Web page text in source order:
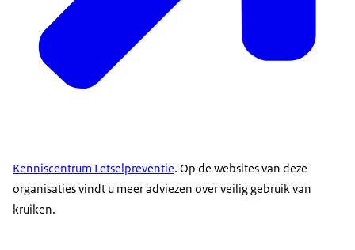
Kenniscentrum Letselpreventie. Op de websites van deze
organisaties vindt u meer adviezen over veilig gebruik van
kruiken.